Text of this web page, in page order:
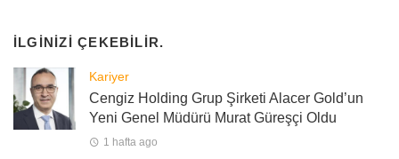
İLGINIZI ÇEKEBILIR.
Kariyer
Cengiz Holding Grup Şirketi Alacer Gold’un
Yeni Genel Müdürü Murat Güreşçi Oldu
1 hafta ago